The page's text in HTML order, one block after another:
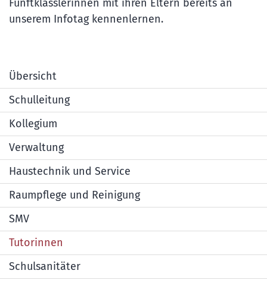
Fünftklässlerinnen mit ihren Eltern bereits an
unserem Infotag kennenlernen.
Übersicht
Schulleitung
Kollegium
Verwaltung
Haustechnik und Service
Raumpflege und Reinigung
SMV
Tutorinnen
Schulsanitäter